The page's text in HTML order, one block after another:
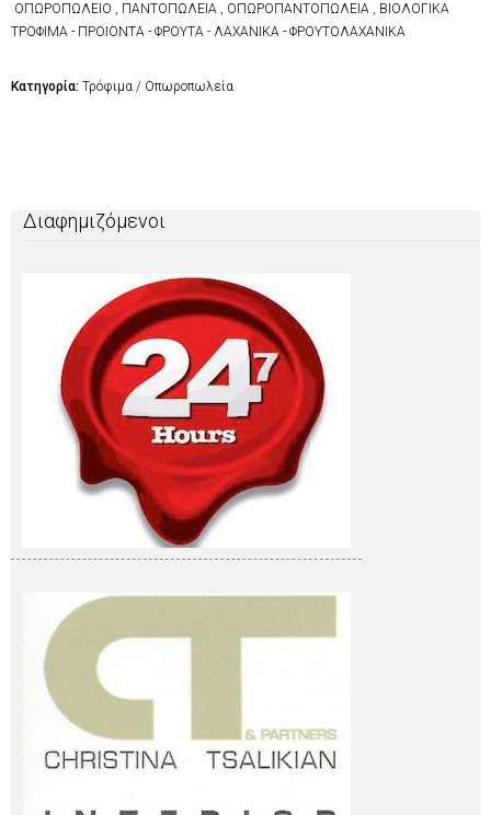
ΟΠΩΡΟΠΩΛΕΙΟ , ΠΑΝΤΟΠΩΛΕΙΑ , ΟΠΩΡΟΠΑΝΤΟΠΩΛΕΙΑ , ΒΙΟΛΟΓΙΚΑ
ΤΡΟΦΙΜΑ - ΠΡΟΙΟΝΤΑ - ΦΡΟΥΤΑ - ΛΑΧΑΝΙΚΑ - ΦΡΟΥΤΟΛΑΧΑΝΙΚΑ
Κατηγορία: Τρόφιμα / Οπωροπωλεία
Διαφημιζόμενοι